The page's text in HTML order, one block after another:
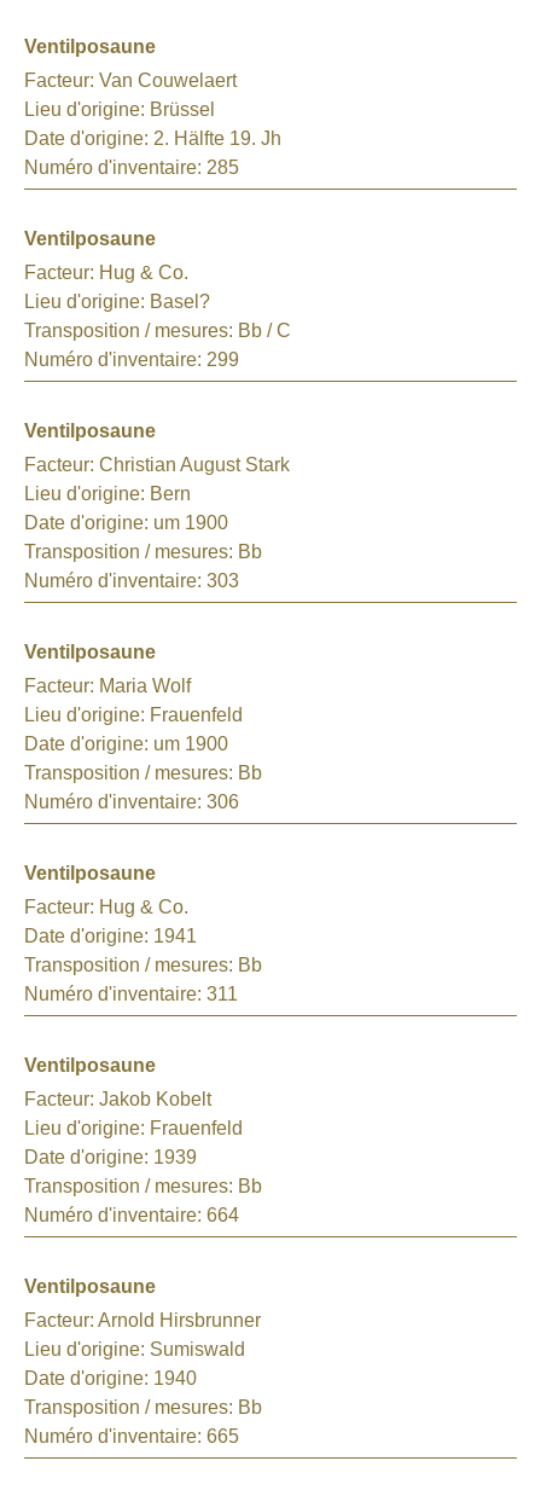
Ventilposaune
Facteur: Van Couwelaert
Lieu d'origine: Brüssel
Date d'origine: 2. Hälfte 19. Jh
Numéro d'inventaire: 285
Ventilposaune
Facteur: Hug & Co.
Lieu d'origine: Basel?
Transposition / mesures: Bb / C
Numéro d'inventaire: 299
Ventilposaune
Facteur: Christian August Stark
Lieu d'origine: Bern
Date d'origine: um 1900
Transposition / mesures: Bb
Numéro d'inventaire: 303
Ventilposaune
Facteur: Maria Wolf
Lieu d'origine: Frauenfeld
Date d'origine: um 1900
Transposition / mesures: Bb
Numéro d'inventaire: 306
Ventilposaune
Facteur: Hug & Co.
Date d'origine: 1941
Transposition / mesures: Bb
Numéro d'inventaire: 311
Ventilposaune
Facteur: Jakob Kobelt
Lieu d'origine: Frauenfeld
Date d'origine: 1939
Transposition / mesures: Bb
Numéro d'inventaire: 664
Ventilposaune
Facteur: Arnold Hirsbrunner
Lieu d'origine: Sumiswald
Date d'origine: 1940
Transposition / mesures: Bb
Numéro d'inventaire: 665